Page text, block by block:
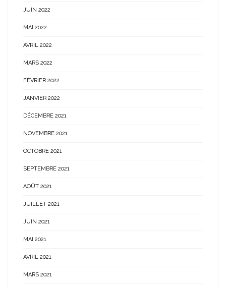
JUIN 2022
MAI 2022
AVRIL 2022
MARS 2022
FÉVRIER 2022
JANVIER 2022
DÉCEMBRE 2021
NOVEMBRE 2021
OCTOBRE 2021
SEPTEMBRE 2021
AOÛT 2021
JUILLET 2021
JUIN 2021
MAI 2021
AVRIL 2021
MARS 2021